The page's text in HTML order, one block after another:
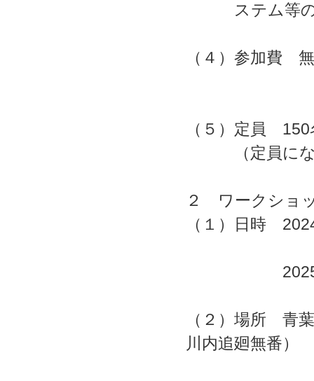
ステム等のツ
（
（５）定員 150
（定員になり
２ ワークショ
（１）日時
2025年２月
（２）場所 青
川内追廻無番）